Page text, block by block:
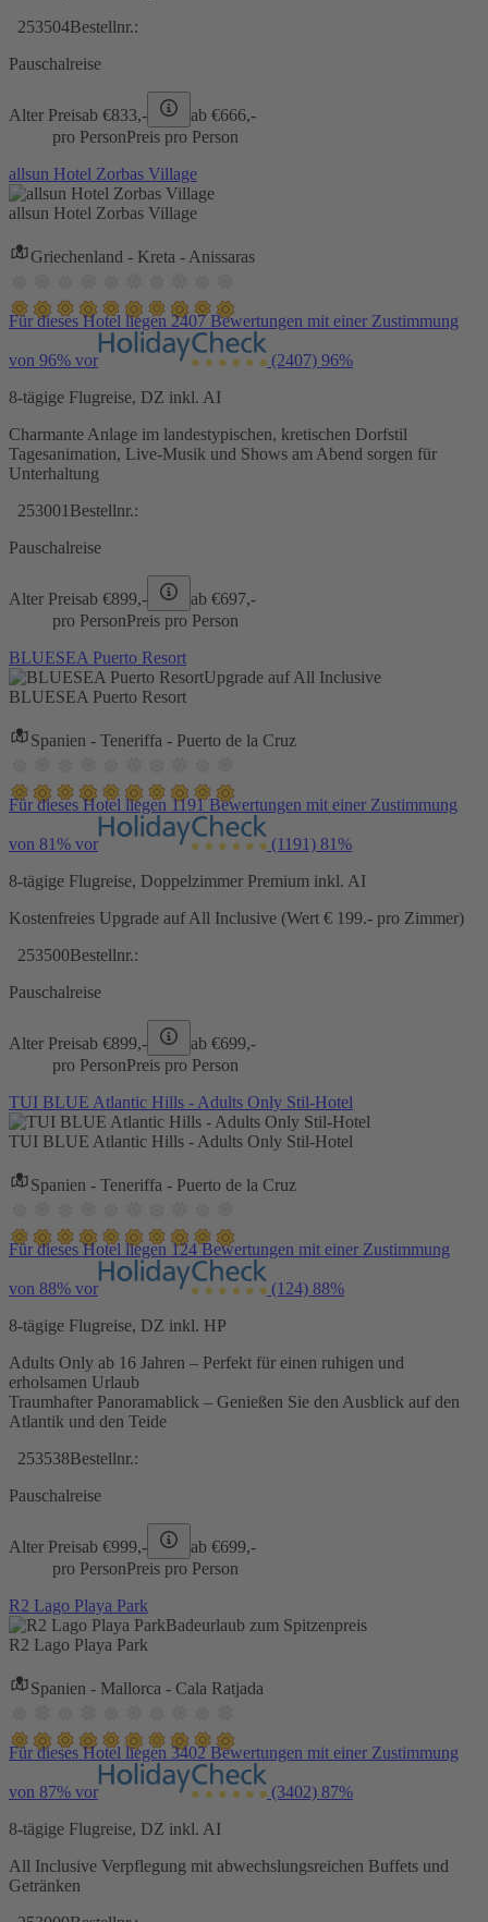
253504Bestellnr.:
Pauschalreise
Alter Preisab €833,- ab €666,-
pro PersonPreis pro Person
allsun Hotel Zorbas Village
allsun Hotel Zorbas Village
Griechenland - Kreta - Anissaras
Für dieses Hotel liegen 2407 Bewertungen mit einer Zustimmung
von 96% vor (2407) 96%
8-tägige Flugreise, DZ inkl. AI
Charmante Anlage im landestypischen, kretischen Dorfstil
Tagesanimation, Live-Musik und Shows am Abend sorgen für
Unterhaltung
253001 Bestellnr.:
Pauschalreise
Alter Preisab €899,- ab €697,-
pro PersonPreis pro Person
BLUESEA Puerto Resort
Upgrade auf All Inclusive
BLUESEA Puerto Resort
Spanien - Teneriffa - Puerto de la Cruz
Für dieses Hotel liegen 1191 Bewertungen mit einer Zustimmung
von 81% vor (1191) 81%
8-tägige Flugreise, Doppelzimmer Premium inkl. AI
Kostenfreies Upgrade auf All Inclusive (Wert € 199.- pro Zimmer)
253500Bestellnr.:
Pauschalreise
Alter Preisab €899,- ab €699,-
pro PersonPreis pro Person
TUI BLUE Atlantic Hills - Adults Only Stil-Hotel
TUI BLUE Atlantic Hills - Adults Only Stil-Hotel
Spanien - Teneriffa - Puerto de la Cruz
Für dieses Hotel liegen 124 Bewertungen mit einer Zustimmung
von 88% vor (124) 88%
8-tägige Flugreise, DZ inkl. HP
Adults Only ab 16 Jahren – Perfekt für einen ruhigen und
erholsamen Urlaub
Traumhafter Panoramablick – Genießen Sie den Ausblick auf den
Atlantik und den Teide
253538Bestellnr.:
Pauschalreise
Alter Preisab €999,- ab €699,-
pro PersonPreis pro Person
R2 Lago Playa Park
Badeurlaub zum Spitzenpreis
R2 Lago Playa Park
Spanien - Mallorca - Cala Ratjada
Für dieses Hotel liegen 3402 Bewertungen mit einer Zustimmung
von 87% vor (3402) 87%
8-tägige Flugreise, DZ inkl. AI
All Inclusive Verpflegung mit abwechslungsreichen Buffets und
Getränken